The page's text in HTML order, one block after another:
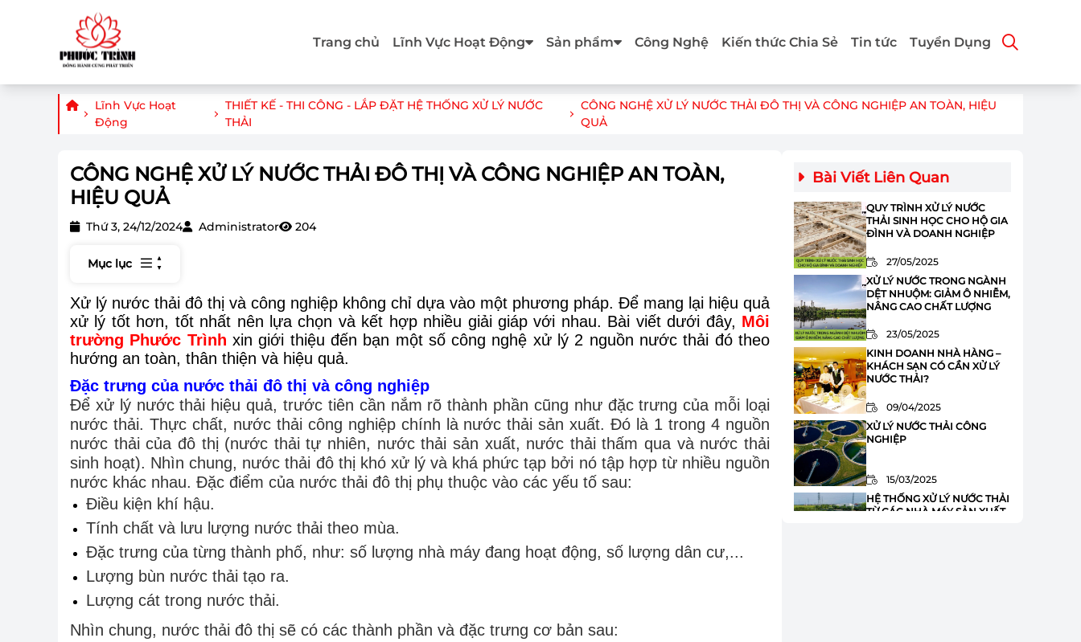
Trang chủ Lĩnh Vực Hoạt Động Sản phẩm Công Nghệ Kiến thức Chia Sẻ Tin tức Tuyển Dụng
Lĩnh Vực Hoạt
Động
THIẾT KẾ - THI CÔNG - LẮP ĐẶT HỆ THỐNG XỬ LÝ NƯỚC
THẢI
CÔNG NGHỆ XỬ LÝ NƯỚC THẢI ĐÔ THỊ VÀ CÔNG NGHIỆP AN TOÀN, HIỆU
QUẢ
CÔNG NGHỆ XỬ LÝ NƯỚC THẢI ĐÔ THỊ VÀ CÔNG NGHIỆP AN TOÀN,
HIỆU QUẢ
Thứ 3, 24/12/2024 Administrator 204
Mục lục
Xử lý nước thải đô thị và công nghiệp không chỉ dựa vào một phương pháp. Để mang lại hiệu quả
xử lý tốt hơn, tốt nhất nên lựa chọn và kết hợp nhiều giải giáp với nhau. Bài viết dưới đây, Môi
trường Phước Trình xin giới thiệu đến bạn một số công nghệ xử lý 2 nguồn nước thải đó theo
hướng an toàn, thân thiện và hiệu quả.
Đặc trưng của nước thải đô thị và công nghiệp
Để xử lý nước thải hiệu quả, trước tiên cần nắm rõ thành phần cũng như đặc trưng của mỗi loại
nước thải. Thực chất, nước thải công nghiệp chính là nước thải sản xuất. Đó là 1 trong 4 nguồn
nước thải của đô thị (nước thải tự nhiên, nước thải sản xuất, nước thải thấm qua và nước thải
sinh hoạt). Nhìn chung, nước thải đô thị khó xử lý và khá phức tạp bởi nó tập hợp từ nhiều nguồn
nước khác nhau. Đặc điểm của nước thải đô thị phụ thuộc vào các yếu tố sau:
Điều kiện khí hậu.
Tính chất và lưu lượng nước thải theo mùa.
Đặc trưng của từng thành phố, như: số lượng nhà máy đang hoạt động, số lượng dân cư,...
Lượng bùn nước thải tạo ra.
Lượng cát trong nước thải.
Nhìn chung, nước thải đô thị sẽ có các thành phần và đặc trưng cơ bản sau:
Bài Viết Liên Quan
QUY TRÌNH XỬ LÝ NƯỚC
THẢI SINH HỌC CHO HỘ GIA
ĐÌNH VÀ DOANH NGHIỆP
27/05/2025
XỬ LÝ NƯỚC TRONG NGÀNH
DỆT NHUỘM: GIẢM Ô NHIỄM,
NÂNG CAO CHẤT LƯỢNG
23/05/2025
KINH DOANH NHÀ HÀNG –
KHÁCH SẠN CÓ CẦN XỬ LÝ
NƯỚC THẢI?
09/04/2025
XỬ LÝ NƯỚC THẢI CÔNG
NGHIỆP
15/03/2025
HỆ THỐNG XỬ LÝ NƯỚC THẢI
TỪ CÁC NHÀ MÁY SẢN XUẤT